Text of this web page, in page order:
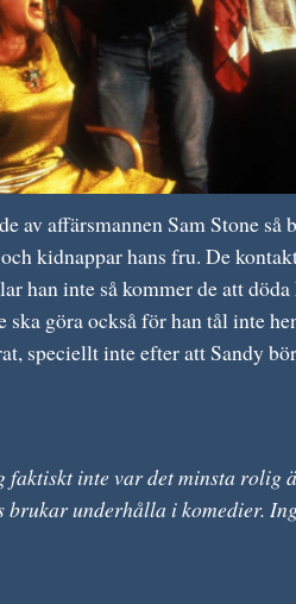
av affärsmannen Sam Stone så
kidnappar hans fru. De
han inte så kommer de att
ska göra också för han tål inte
speciellt inte efter att Sandy
faktiskt inte var det minsta rolig
brukar underhålla i komedier.